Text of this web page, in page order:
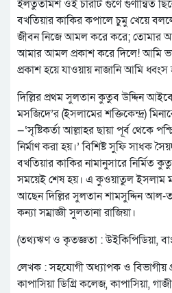
ইলতুতমিশ ওই চারটি গুণে গুণান্বিত
বখতিয়ার কাকির কপালে চুমু খেয়ে
জীবন নিজে আমল করে করে; তোমার
আমার আমল প্রকাশ করে দিলে!
প্রকাশ হয়ে যাওয়ায় নাজানি আমি ধ্বংস
দিল্লির প্রথম সুলতান কুতুব উদ্দিন
মসজিদে’র (ইসলামের শক্তিকেন্দ্র)
—‘সৃষ্টিকর্তা আল্লাহর ছায়া পূর্ব থেকে
নির্মাণ করা হয়।’ বিশিষ্ট সুফি সাধক
বখতিয়ার কাকির নামানুসারে নির্মিত
সময়েই শেষ হয়। এ কুওয়াতুল ইসলাম
আছেন দিল্লির সুলতান শামসুদ্দিন
কন্যা সম্রাজ্ঞী সুলতানা রাজিয়া।
(তথ্যঋণ ও কৃতজ্ঞতা : উইকিপিডিয়া,
লেখক : সহযোগী অধ্যাপক ও বিভাগীয়
কাপাসিয়া ডিগ্রি কলেজ, কাপাসিয়া,